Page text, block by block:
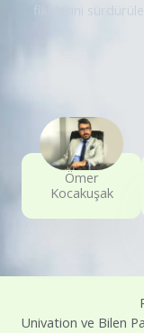
fikirlerini
Ömer
Kocakuşak
Univation ve Bilen